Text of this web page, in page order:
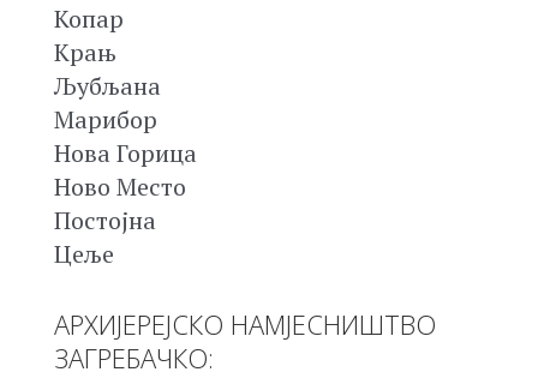
Копар
Крањ
Љубљана
Марибор
Нова Горица
Ново Место
Постојна
Цеље
АРХИЈЕРЕЈСКО НАМЈЕСНИШТВО
ЗАГРЕБАЧКО: